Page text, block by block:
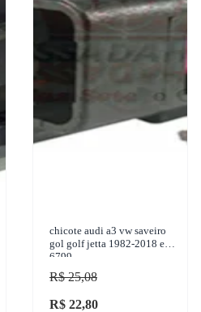
chicote audi a3 vw saveiro
gol golf jetta 1982-2018 ete
6799
R$ 25,08
R$ 22,80